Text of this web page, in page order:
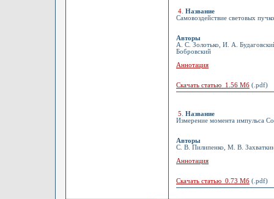
4 Название
Самовоздействие световых
Авторы
А. С. Золотько, И. А.
Бобровский
Аннотация
Скачать статью 1.56 Мб (.pdf)
5
Название
Измерение момента импульса
Авторы
С. В. Пилипенко, М. В.
Аннотация
Скачать статью 0.73 Мб (.pdf)